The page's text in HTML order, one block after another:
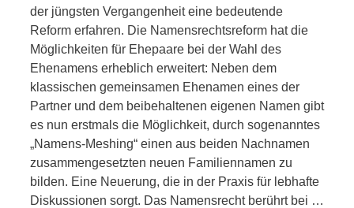
der jüngsten Vergangenheit eine bedeutende
Reform erfahren. Die Namensrechtsreform hat die
Möglichkeiten für Ehepaare bei der Wahl des
Ehenamens erheblich erweitert: Neben dem
klassischen gemeinsamen Ehenamen eines der
Partner und dem beibehaltenen eigenen Namen gibt
es nun erstmals die Möglichkeit, durch sogenanntes
„Namens-Meshing“ einen aus beiden Nachnamen
zusammengesetzten neuen Familiennamen zu
bilden. Eine Neuerung, die in der Praxis für lebhafte
Diskussionen sorgt. Das Namensrecht berührt bei …